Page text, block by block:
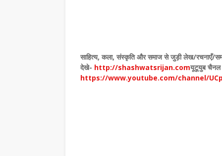
साहित्य, कला, संस्कृति और समाज से जुड़ी लेख/रचनाएँ/
देखे- http://shashwatsrijan.comयूटूयुब चैनल
https://www.youtube.com/channel/